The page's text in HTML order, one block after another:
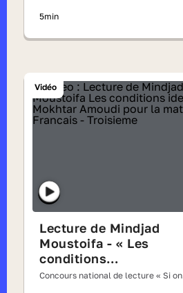
5min
Vidéo
Lecture de Mindjad
Moustoifa - « Les
conditions
idéales » de Mokhtar
Concours national de lecture « Si on